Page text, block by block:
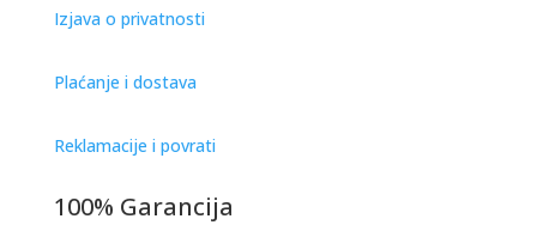
Izjava o privatnosti
Plaćanje i dostava
Reklamacije i povrati
100% Garancija